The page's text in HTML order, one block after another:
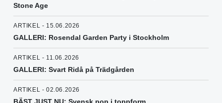
Stone Age
ARTIKEL - 15.06.2026
GALLERI: Rosendal Garden Party i Stockholm
ARTIKEL - 11.06.2026
GALLERI: Svart Ridå på Trädgården
ARTIKEL - 02.06.2026